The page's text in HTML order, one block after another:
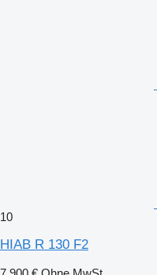
10
HIAB R 130 F2